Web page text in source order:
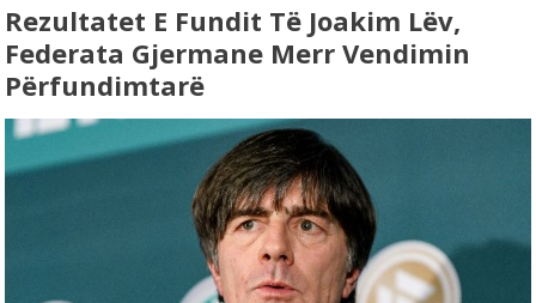
Rezultatet E Fundit Të Joakim Lëv,
Federata Gjermane Merr Vendimin
Përfundimtarë